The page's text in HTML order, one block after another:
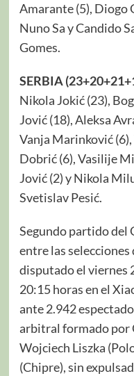
Amarante (5), Diogo
Nuno Sa y Candido
Gomes.
SERBIA
Nikola Jokić (23),
Jović (18), Aleksa
Vanja Marinković
Dobrić (6), Vasilije
Jović (2) y Nikola
Svetislav Pesić.
Segundo partido del
entre las selecciones
disputado el viernes
20:15 horas en el
ante 2.942
arbitral formado por
Wojciech Liszka
(Chipre), sin